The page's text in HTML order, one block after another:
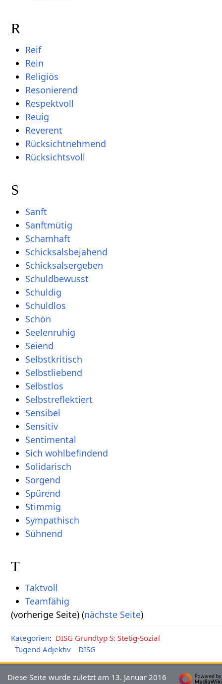
R
Reif
Rein
Religiös
Resonierend
Respektvoll
Reuig
Reverent
Rücksichtnehmend
Rücksichtsvoll
S
Sanft
Sanftmütig
Schamhaft
Schicksalsbejahend
Schicksalsergeben
Schuldbewusst
Schuldig
Schuldlos
Schön
Seelenruhig
Seiend
Selbstkritisch
Selbstliebend
Selbstlos
Selbstreflektiert
Sensibel
Sensitiv
Sentimental
Sich wohlbefindend
Solidarisch
Sorgend
Spürend
Stimmig
Sympathisch
Sühnend
T
Taktvoll
Teamfähig
(vorherige Seite) (nächste Seite)
Kategorien: DISG Grundtyp S: Stetig-Sozial
Tugend Adjektiv
DISG
Diese Seite wurde zuletzt am 13. Januar 2016